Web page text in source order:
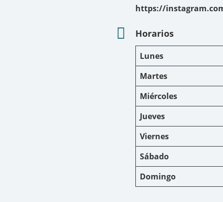
https://
Horarios
Lunes
Martes
Miércoles
Jueves
Viernes
Sábado
Domingo